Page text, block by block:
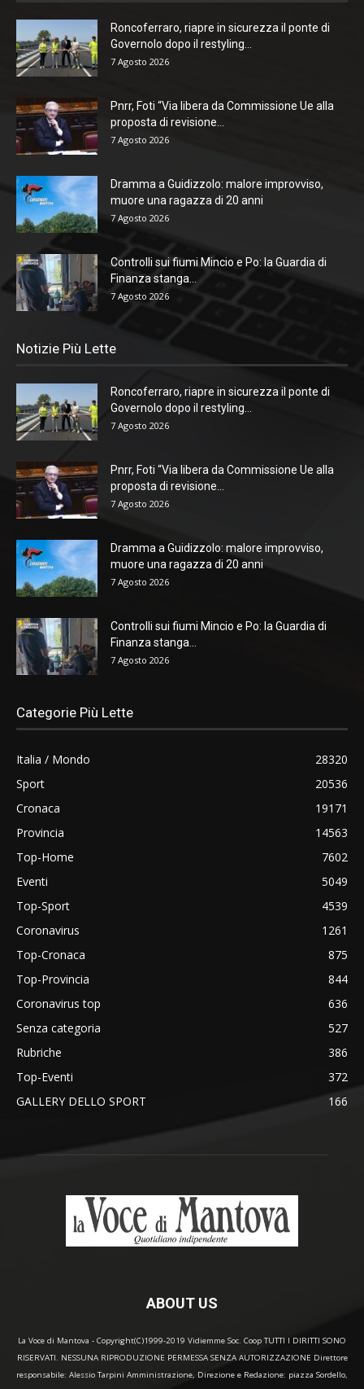
Roncoferraro, riapre in sicurezza il ponte di
Governolo dopo il restyling...
7 Agosto 2026
Pnrr, Foti “Via libera da Commissione Ue alla
proposta di revisione...
7 Agosto 2026
Dramma a Guidizzolo: malore improvviso,
muore una ragazza di 20 anni
7 Agosto 2026
Controlli sui fiumi Mincio e Po: la Guardia di
Finanza stanga...
7 Agosto 2026
Notizie Più Lette
Roncoferraro, riapre in sicurezza il ponte di
Governolo dopo il restyling...
7 Agosto 2026
Pnrr, Foti “Via libera da Commissione Ue alla
proposta di revisione...
7 Agosto 2026
Dramma a Guidizzolo: malore improvviso,
muore una ragazza di 20 anni
7 Agosto 2026
Controlli sui fiumi Mincio e Po: la Guardia di
Finanza stanga...
7 Agosto 2026
Categorie Più Lette
Italia / Mondo
28320
Sport
20536
Cronaca
19171
Provincia
14563
Top-Home
7602
Eventi
5049
Top-Sport
4539
Coronavirus
1261
Top-Cronaca
875
Top-Provincia
844
Coronavirus top
636
Senza categoria
527
Rubriche
386
Top-Eventi
372
GALLERY DELLO SPORT
166
ABOUT US
La Voce di Mantova - Copyright(C)1999-2019 Vidiemme Soc. Coop TUTTI I DIRITTI SONO
RISERVATI. NESSUNA RIPRODUZIONE PERMESSA SENZA AUTORIZZAZIONE Direttore
responsabile: Alessio Tarpini Amministrazione, Direzione e Redazione: piazza Sordello,